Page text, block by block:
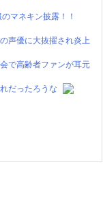
」で...
マネキン披露！！
声優に大抜擢され炎上
で高齢者ファンが耳元
だったろうな